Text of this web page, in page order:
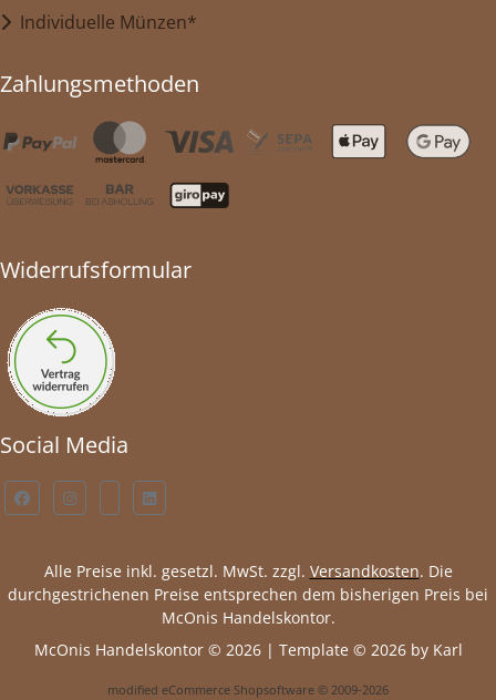
Individuelle Münzen*
Zahlungsmethoden
Widerrufsformular
Social Media
Alle Preise inkl. gesetzl. MwSt. zzgl. Versandkosten. Die
durchgestrichenen Preise entsprechen dem bisherigen Preis bei
McOnis Handelskontor.
McOnis Handelskontor © 2026 | Template © 2026 by Karl
modified eCommerce Shopsoftware © 2009-2026